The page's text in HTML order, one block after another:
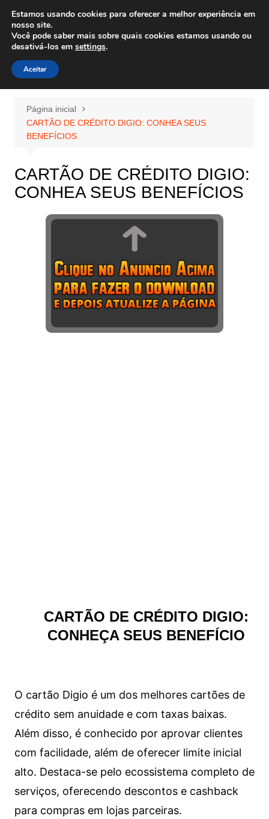
para
conteúdo
Wiley Wales
corais algas e vida marinha
Página inicial
CARTÃO DE CRÉDITO DIGIO: CONHEA SEUS
BENEFÍCIOS
CARTÃO DE CRÉDITO DIGIO:
CONHEA SEUS BENEFÍCIOS
CARTÃO DE CRÉDITO DIGIO:
CONHEÇA SEUS BENEFÍCIO
O cartão Digio é um dos melhores cartões de
crédito sem anuidade e com taxas baixas.
Além disso, é conhecido por aprovar clientes
com facilidade, além de oferecer limite inicial
alto. Destaca-se pelo ecossistema completo de
serviços, oferecendo descontos e cashback
para compras em lojas parceiras.
Estamos usando cookies para oferecer a melhor experiência em
nosso site.
Você pode saber mais sobre quais cookies estamos usando ou
desativá-los em settings.
Aceitar